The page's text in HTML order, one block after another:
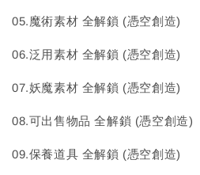
05.魔術素材 全解鎖 (憑空創造)
06.泛用素材 全解鎖 (憑空創造)
07.妖魔素材 全解鎖 (憑空創造)
08.可出售物品 全解鎖 (憑空創造)
09.保養道具 全解鎖 (憑空創造)